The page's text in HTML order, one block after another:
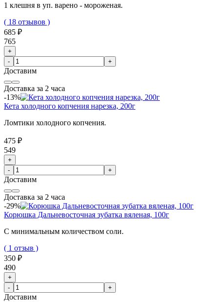
1 клешня в уп. варено - мороженая.
( 18 отзывов )
685 ₽
765
+
-
+
Доставим
Доставка за 2 часа
-13%
Кета холодного копчения нарезка, 200г
Ломтики холодного копчения.
475 ₽
549
+
-
+
Доставим
Доставка за 2 часа
-29%
Корюшка Дальневосточная зубатка вяленая, 100г
С минимальным количеством соли.
( 1 отзыв )
350 ₽
490
+
-
+
Доставим